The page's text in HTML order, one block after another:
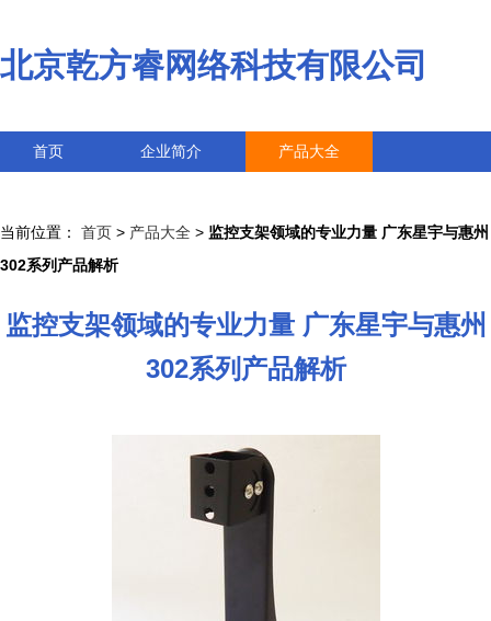
北京乾方睿网络科技有限公司
首页 企业简介 产品大全
当前位置： 首页 > 产品大全 > 监控支架领域的专业力量 广东星宇与惠州
302系列产品解析
监控支架领域的专业力量 广东星宇与惠州
302系列产品解析